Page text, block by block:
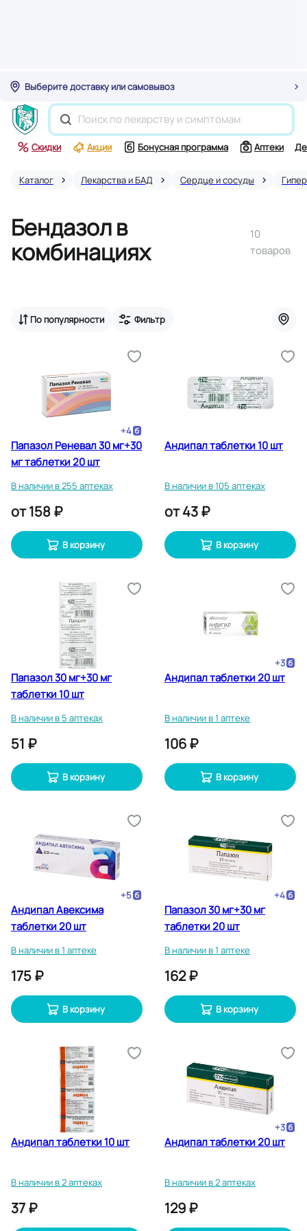
Выберите доставку или самовывоз
Скидки Акции Бонусная программа Аптеки
Каталог Лекарства и БАД Сердце и сосуды
Бендазол в
комбинациях
10
товаров
По популярности Фильтр
+4
Папазол Реневал 30 мг+30
мг таблетки 20 шт
В наличии в 255 аптеках
от158 ₽
В корзину
Андипал таблетки 10 шт
В наличии в 105 аптеках
от43 ₽
В корзину
Папазол 30 мг+30 мг
таблетки 10 шт
В наличии в 5 аптеках
51 ₽
В корзину
+3
Андипал таблетки 20 шт
В наличии в 1 аптеке
106 ₽
В корзину
+5
Андипал Авексима
таблетки 20 шт
В наличии в 1 аптеке
175 ₽
В корзину
+4
Папазол 30 мг+30 мг
таблетки 20 шт
В наличии в 1 аптеке
162 ₽
В корзину
Андипал таблетки 10 шт
В наличии в 2 аптеках
37 ₽
+3
Андипал таблетки 20 шт
В наличии в 2 аптеках
129 ₽